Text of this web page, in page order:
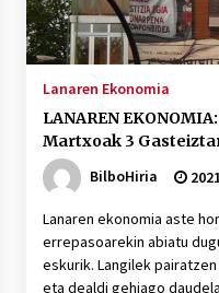
Lanaren Ekonomia
LANAREN
Martxoak 3
BilboHiria
Lanaren ekonomia aste
errepasoarekin abiatu
eskurik. Langilek
eta dealdi gehiago